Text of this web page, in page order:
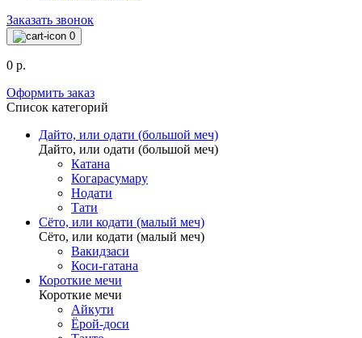
Заказать звонок
0
0 р.
Оформить заказ
Список категорий
Дайто, или одати (большой меч)
Дайто, или одати (большой меч)
Катана
Когарасумару
Нодати
Тати
Сёто, или кодати (малый меч)
Сёто, или кодати (малый меч)
Вакидзаси
Коси-гатана
Короткие мечи
Короткие мечи
Айкути
Ёрой-доси